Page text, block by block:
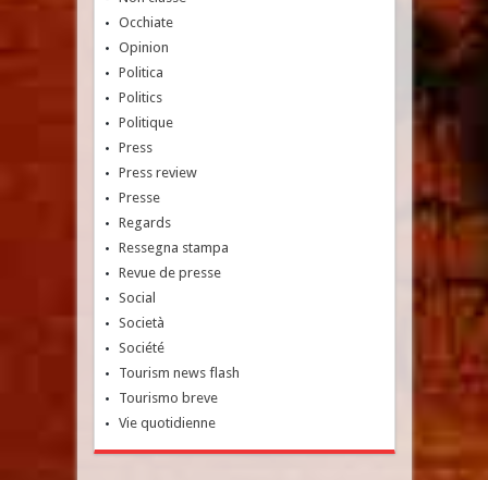
Occhiate
Opinion
Politica
Politics
Politique
Press
Press review
Presse
Regards
Ressegna stampa
Revue de presse
Social
Società
Société
Tourism news flash
Tourismo breve
Vie quotidienne